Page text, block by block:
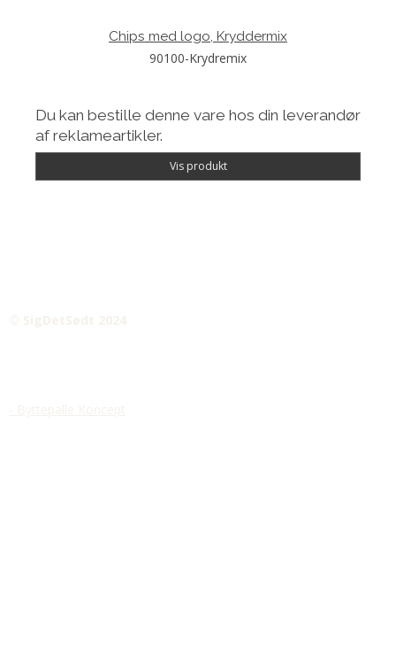
Chips med logo, Kryddermix
90100-Krydremix
Du kan bestille denne vare hos din leverandør
af reklameartikler.
Vis produkt